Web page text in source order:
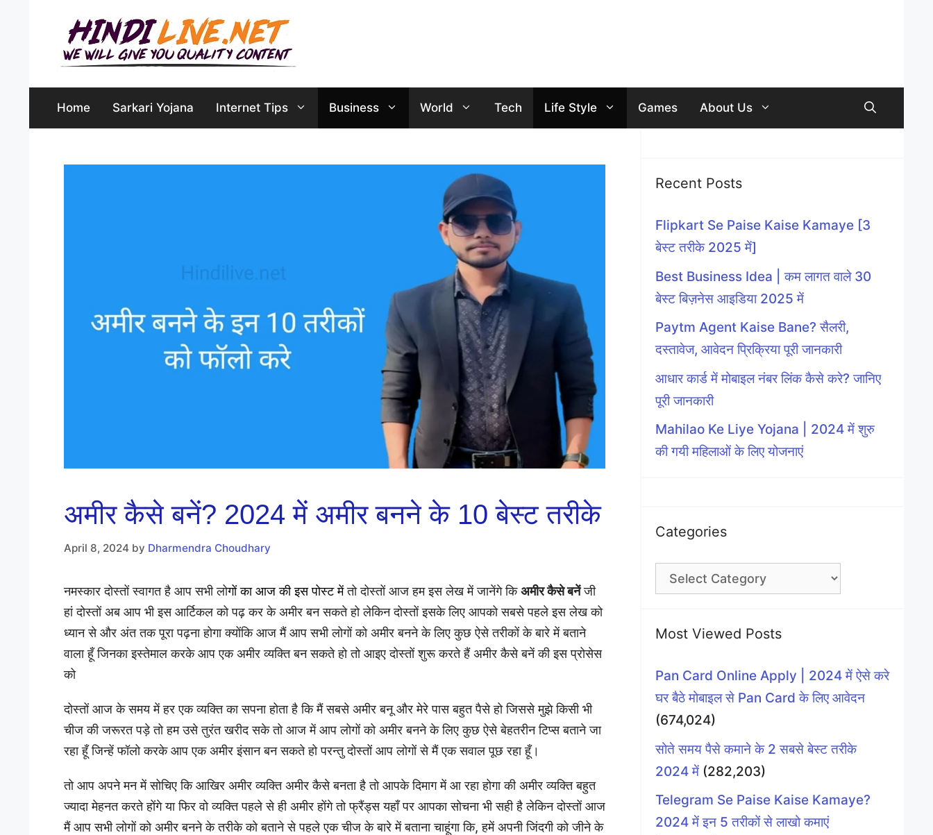
Home Sarkari Yojana Internet Tips Business World Tech Life Style Games About Us
अमीर कैसे बनें? 2024 में अमीर बनने के 10 बेस्ट तरीके
April 8, 2024 by Dharmendra Choudhary
नमस्कार दोस्तों स्वागत है आप सभी लोगों का आज की इस पोस्ट मेंतो दोस्तों आज हम इस लेख में जानेंगे किअमीर कैसे बनेंजी
हां दोस्तों अब आप भी इस आर्टिकल को पढ़ कर के अमीर बन सकते हो लेकिन दोस्तों इसके लिए आपको सबसे पहले इस लेख को
ध्यान से और अंत तक पूरा पढ़ना होगा क्योंकि आज मैं आप सभी लोगों को अमीर बनने के लिए कुछ ऐसे तरीकों के बारे में बताने
वाला हूँ जिनका इस्तेमाल करके आप एक अमीर व्यक्ति बन सकते हो तो आइए दोस्तों शुरू करते हैं अमीर कैसे बनें की इस प्रोसेस
को
दोस्तों आज के समय में हर एक व्यक्ति का सपना होता है कि मैं सबसे अमीर बनू और मेरे पास बहुत पैसे हो जिससे मुझे किसी भी
चीज की जरूरत पड़े तो हम उसे तुरंत खरीद सके तो आज में आप लोगों को अमीर बनने के लिए कुछ ऐसे बेहतरीन टिप्स बताने जा
रहा हूँ जिन्हें फॉलो करके आप एक अमीर इंसान बन सकते हो परन्तु दोस्तों आप लोगों से मैं एक सवाल पूछ रहा हूँ।
तो आप अपने मन में सोचिए कि आखिर अमीर व्यक्ति अमीर कैसे बनता है तो आपके दिमाग में आ रहा होगा की अमीर व्यक्ति बहुत
ज्यादा मेहनत करते होंगे या फिर वो व्यक्ति पहले से ही अमीर होंगे तो फ्रैंड्स यहाँ पर आपका सोचना भी सही है लेकिन दोस्तों आज
मैं आप सभी लोगों को अमीर बनने के तरीके को बताने से पहले एक चीज के बारे में बताना चाहूंगा कि, हमें अपनी जिंदगी को जीने के
Recent Posts
Flipkart Se Paise Kaise Kamaye [3
बेस्ट तरीके 2025 में]
Best Business Idea | कम लागत वाले 30
बेस्ट बिज़नेस आइडिया 2025 में
Paytm Agent Kaise Bane? सैलरी,
दस्तावेज, आवेदन प्रिक्रिया पूरी जानकारी
आधार कार्ड में मोबाइल नंबर लिंक कैसे करे? जानिए
पूरी जानकारी
Mahilao Ke Liye Yojana | 2024 में शुरु
की गयी महिलाओं के लिए योजनाएं
Categories
Categories
Most Viewed Posts
Pan Card Online Apply | 2024 में ऐसे करे
घर बैठे मोबाइल से Pan Card के लिए आवेदन
(674,024)
सोते समय पैसे कमाने के 2 सबसे बेस्ट तरीके
2024 में (282,203)
Telegram Se Paise Kaise Kamaye?
2024 में इन 5 तरीकों से लाखो कमाएं